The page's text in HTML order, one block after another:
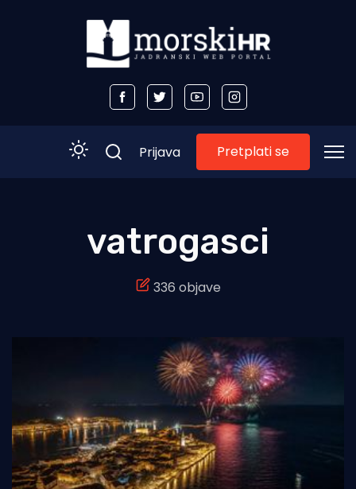
Morski plus
Pomorstvo
Ribolov
Ekologija
Prijava Pretplati se
vatrogasci
336 objave